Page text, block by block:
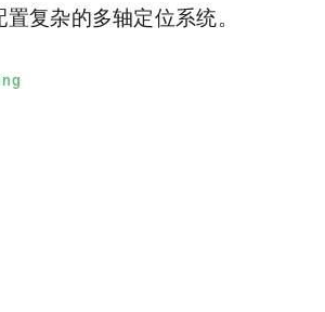
复杂的多轴定位系统。